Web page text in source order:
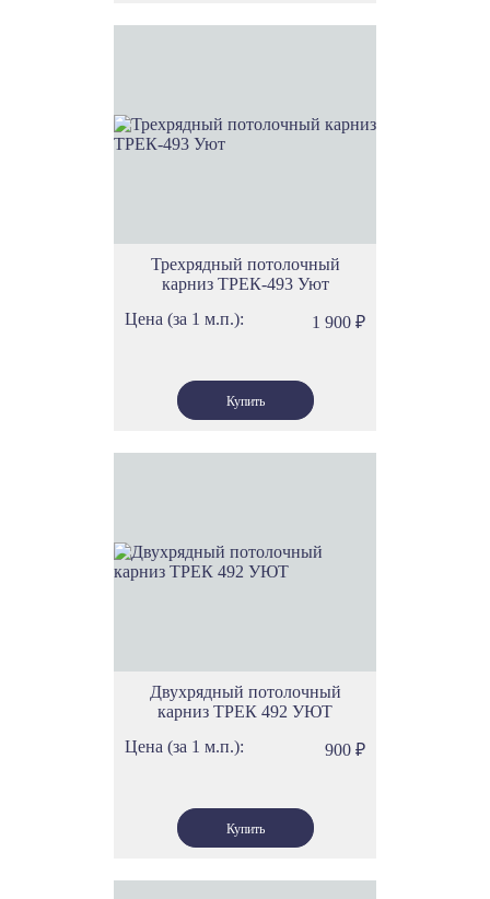
Трехрядный потолочный
карниз ТРЕК-493 Уют
Цена (за 1 м.п.):
1 900 ₽
Двухрядный потолочный
карниз ТРЕК 492 УЮТ
Цена (за 1 м.п.):
900 ₽